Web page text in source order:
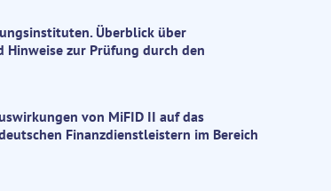
Überblick über
zur Prüfung durch den
von MiFID II auf das
Finanzdienstleistern im Bereich